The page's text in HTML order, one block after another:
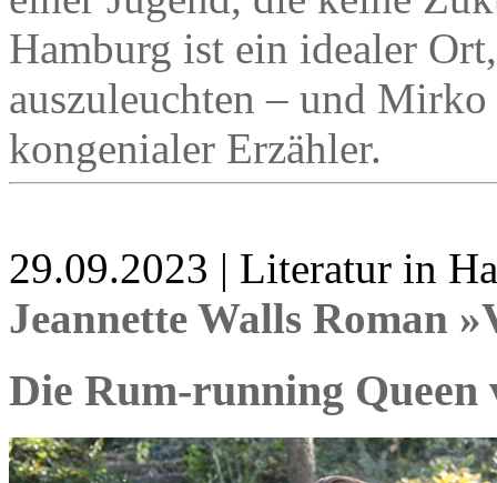
Hamburg ist ein idealer
auszuleuchten – und
kongenialer Erzähler.
29.09.2023 | Literatur in
Jeannette Walls Roman
Die Rum-running